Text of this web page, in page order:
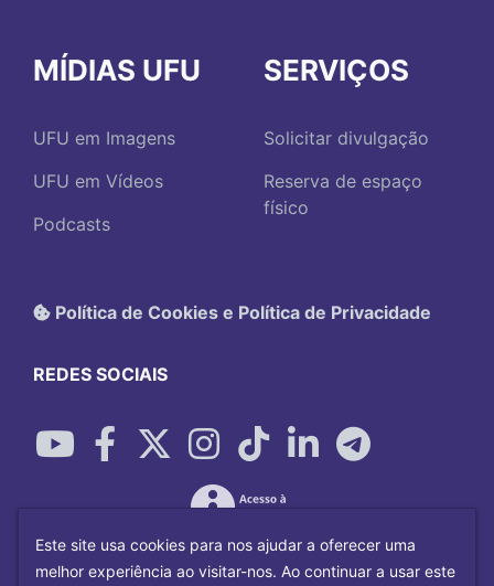
MÍDIAS UFU
UFU em Imagens
UFU em Vídeos
Podcasts
SERVIÇOS
Solicitar divulgação
Reserva de espaço
físico
Política de Cookies e Política de Privacidade
REDES SOCIAIS
Este site usa cookies para nos ajudar a oferecer uma
melhor experiência ao visitar-nos. Ao continuar a usar este